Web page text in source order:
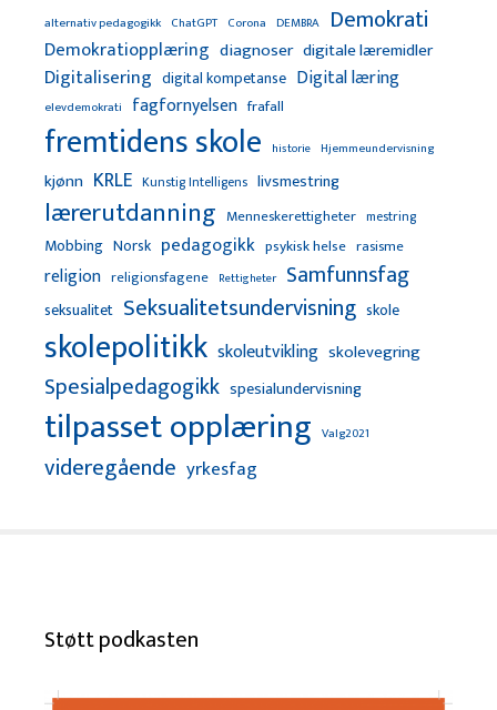
alternativ pedagogikk ChatGPT Corona DEMBRA Demokrati
Demokratiopplæring diagnoser digitale læremidler
Digitalisering digital kompetanse Digital læring
elevdemokrati fagfornyelsen frafall
fremtidens skole historie Hjemmeundervisning
kjønn KRLE Kunstig Intelligens livsmestring
lærerutdanning Menneskerettigheter mestring
Mobbing Norsk pedagogikk psykisk helse rasisme
religion religionsfagene Rettigheter Samfunnsfag
seksualitet Seksualitetsundervisning skole
skolepolitikk skoleutvikling skolevegring
Spesialpedagogikk spesialundervisning
tilpasset opplæring Valg2021
videregående yrkesfag
Støtt podkasten